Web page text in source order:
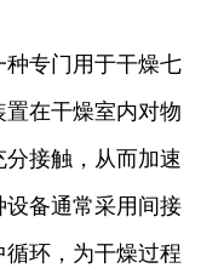
专门用于干燥七
在干燥室内对物
接触，从而加速
备通常采用间接
环，为干燥过程